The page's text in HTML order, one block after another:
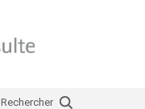
Rechercher